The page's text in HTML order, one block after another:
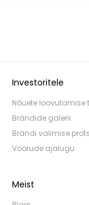
Investoritele
Nõuete
Brändide galerii
Brändi valimise
Voorude ajalugu
Meist